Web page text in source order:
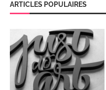
ARTICLES POPULAIRES